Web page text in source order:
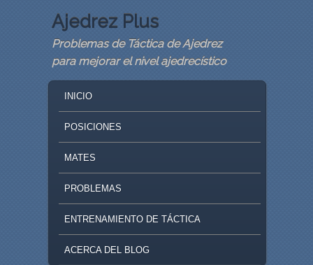
Ajedrez Plus
Problemas de Táctica de Ajedrez
para mejorar el nivel ajedrecístico
SKIP TO PRIMARY CONTENT
SKIP TO SECONDARY CONTENT
INICIO
POSICIONES
MATES
PROBLEMAS
ENTRENAMIENTO DE TÁCTICA
ACERCA DEL BLOG